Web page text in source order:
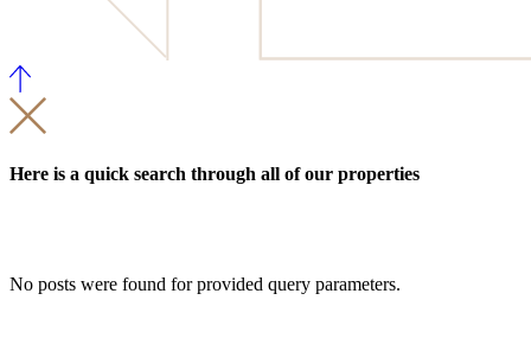
Here is a quick search through all of our properties
No posts were found for provided query parameters.